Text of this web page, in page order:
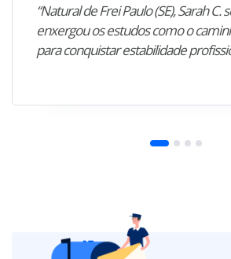
“Natural de Frei Paulo (SE), Sarah C.
enxergou os estudos como o
para conquistar estabilidade